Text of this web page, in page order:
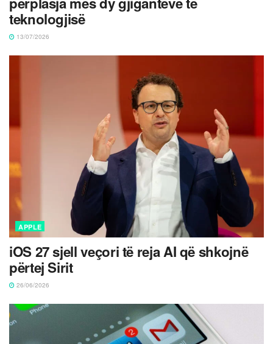
teknologjisë
13/07/2026
APPLE
iOS 27 sjell veçori të reja AI që shkojnë
përtej Sirit
26/06/2026